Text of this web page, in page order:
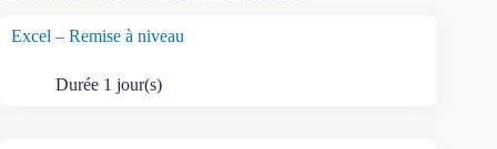
Excel – Remise à niveau
Durée 1 jour(s)